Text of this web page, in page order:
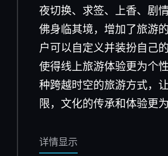
夜切换、求签、上香、剧
佛身临其境，增加了旅游
户可以自定义并装扮自己的
使得线上旅游体验更为个
种跨越时空的旅游方式，
限，文化的传承和体验更为
详情显示